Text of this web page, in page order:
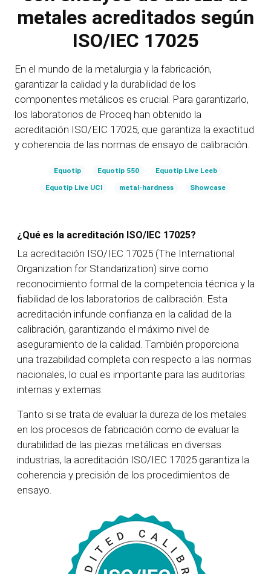
metales acreditados según
ISO/IEC 17025
En el mundo de la metalurgia y la fabricación,
garantizar la calidad y la durabilidad de los
componentes metálicos es crucial. Para garantizarlo,
los laboratorios de Proceq han obtenido la
acreditación ISO/EIC 17025, que garantiza la exactitud
y coherencia de las normas de ensayo de calibración.
Equotip Equotip 550 Equotip Live Leeb
Equotip Live UCI metal-hardness Showcase
¿Qué es la acreditación ISO/IEC 17025?
La acreditación ISO/IEC 17025 (The International
Organization for Standarization) sirve como
reconocimiento formal de la competencia técnica y la
fiabilidad de los laboratorios de calibración. Esta
acreditación infunde confianza en la calidad de la
calibración, garantizando el máximo nivel de
aseguramiento de la calidad. También proporciona
una trazabilidad completa con respecto a las normas
nacionales, lo cual es importante para las auditorías
internas y externas.
Tanto si se trata de evaluar la dureza de los metales
en los procesos de fabricación como de evaluar la
durabilidad de las piezas metálicas en diversas
industrias, la acreditación ISO/IEC 17025 garantiza la
coherencia y precisión de los procedimientos de
ensayo.